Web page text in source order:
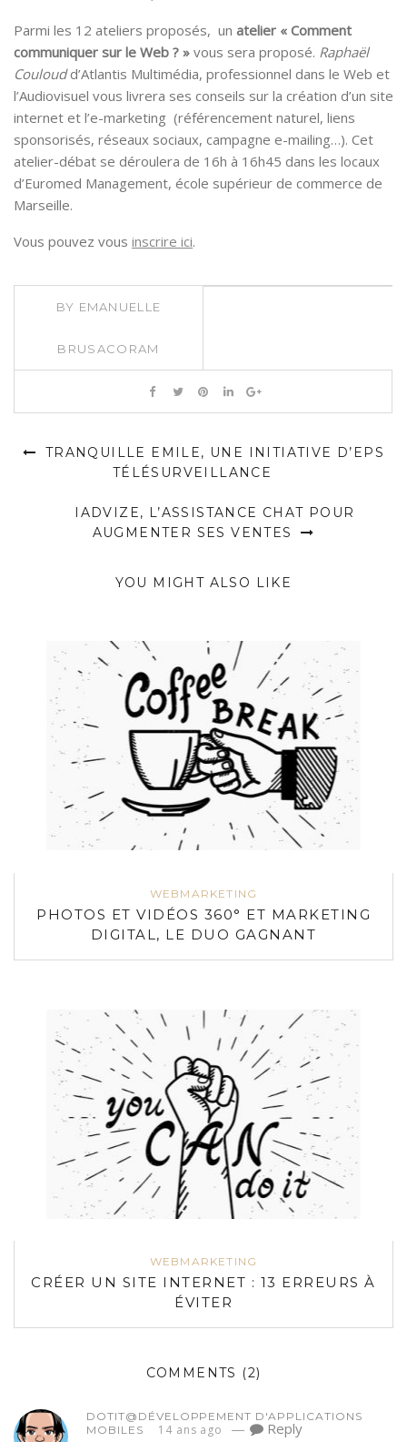
Parmi les 12 ateliers proposés, un atelier « Comment
communiquer sur le Web ? » vous sera proposé. Raphaël
Couloudd’Atlantis Multimédia, professionnel dans le Web et
l’Audiovisuel vous livrera ses conseils sur la création d’un site
internet et l’e-marketing (référencement naturel, liens
sponsorisés, réseaux sociaux, campagne e-mailing…). Cet
atelier-débat se déroulera de 16h à 16h45 dans les locaux
d’Euromed Management, école supérieur de commerce de
Marseille.
Vous pouvez vous inscrire ici.
BY EMANUELLE
BRUSACORAM
TRANQUILLE EMILE, UNE INITIATIVE D’EPS
TÉLÉSURVEILLANCE
IADVIZE, L’ASSISTANCE CHAT POUR
AUGMENTER SES VENTES
YOU MIGHT ALSO LIKE
WEBMARKETING
PHOTOS ET VIDÉOS 360° ET MARKETING
DIGITAL, LE DUO GAGNANT
WEBMARKETING
CRÉER UN SITE INTERNET : 13 ERREURS À
ÉVITER
COMMENTS (2)
DOTIT@DÉVELOPPEMENT D'APPLICATIONS
MOBILES
14 ans ago —
Reply